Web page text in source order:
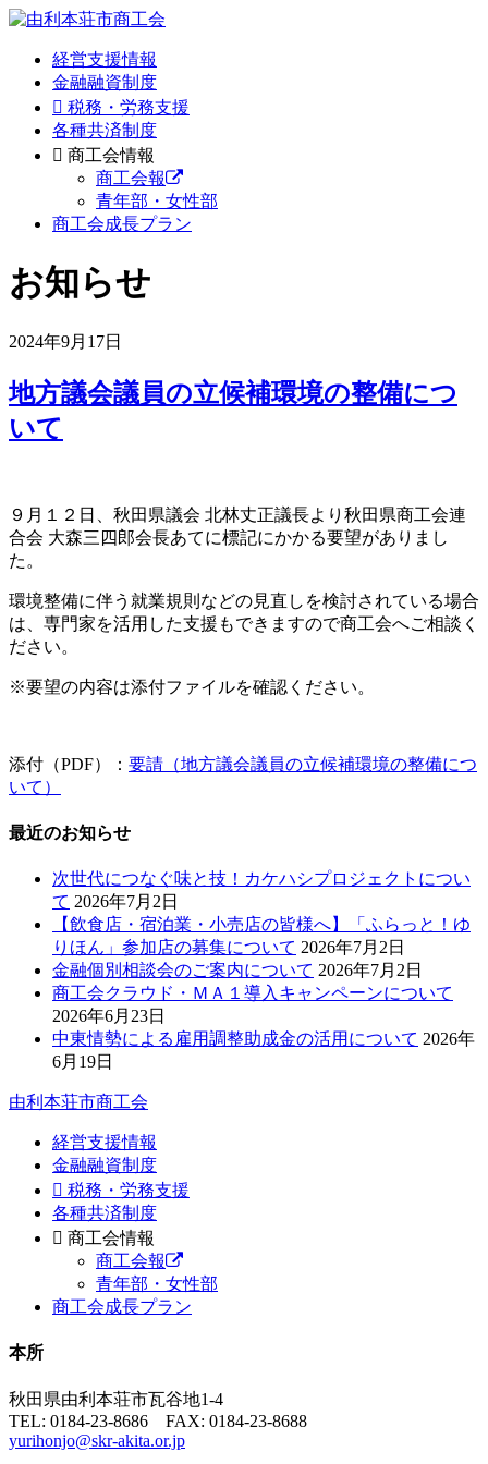
経営支援情報
金融融資制度
税務・労務支援
各種共済制度
商工会情報
商工会報
青年部・女性部
商工会成長プラン
お知らせ
2024年9月17日
地方議会議員の立候補環境の整備につ
いて
９月１２日、秋田県議会 北林丈正議長より秋田県商工会連
合会 大森三四郎会長あてに標記にかかる要望がありまし
た。
環境整備に伴う就業規則などの見直しを検討されている場合
は、専門家を活用した支援もできますので商工会へご相談く
ださい。
※要望の内容は添付ファイルを確認ください。
添付（PDF）： 要請（地方議会議員の立候補環境の整備につ
いて）
最近のお知らせ
次世代につなぐ味と技！カケハシプロジェクトについ
て 2026年7月2日
【飲食店・宿泊業・小売店の皆様へ】「ふらっと！ゆ
りほん」参加店の募集について 2026年7月2日
金融個別相談会のご案内について 2026年7月2日
商工会クラウド・ＭＡ１導入キャンペーンについて
2026年6月23日
中東情勢による雇用調整助成金の活用について 2026年
6月19日
由利本荘市商工会
経営支援情報
金融融資制度
税務・労務支援
各種共済制度
商工会情報
商工会報
青年部・女性部
商工会成長プラン
本所
秋田県由利本荘市瓦谷地1-4
TEL: 0184-23-8686 FAX: 0184-23-8688
yurihonjo@skr-akita.or.jp